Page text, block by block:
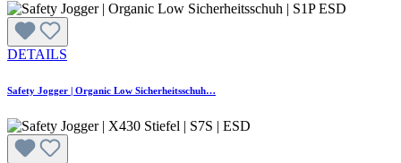
DETAILS
Safety Jogger | Organic Low Sicherheitsschuh…